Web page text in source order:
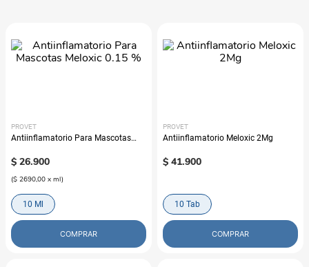
PROVET
Antiinflamatorio Para Mascotas
$ 26.900
($ 2690,00 x ml)
10 Ml
COMPRAR
PROVET
Antiinflamatorio Meloxic 2Mg
$ 41.900
10 Tab
COMPRAR